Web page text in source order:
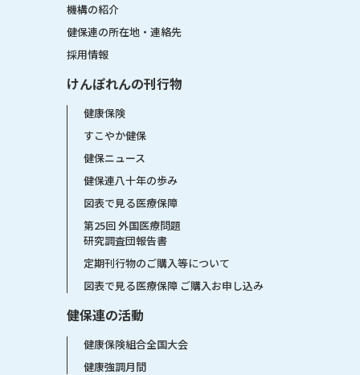
機構の紹介
健保連の所在地・連絡先
採用情報
けんぽれんの刊行物
健康保険
すこやか健保
健保ニュース
健保連八十年の歩み
図表で見る医療保障
第25回 外国医療問題
研究調査団報告書
定期刊行物のご購入等について
図表で見る医療保障 ご購入お申し込み
健保連の活動
健康保険組合全国大会
健康強調月間